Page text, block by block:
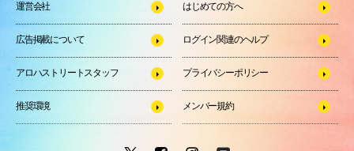
運営会社 はじめての方へ
広告掲載について ログイン関連のヘルプ
アロハストリートスタッフ プライバシーポリシー
推奨環境 メンバー規約